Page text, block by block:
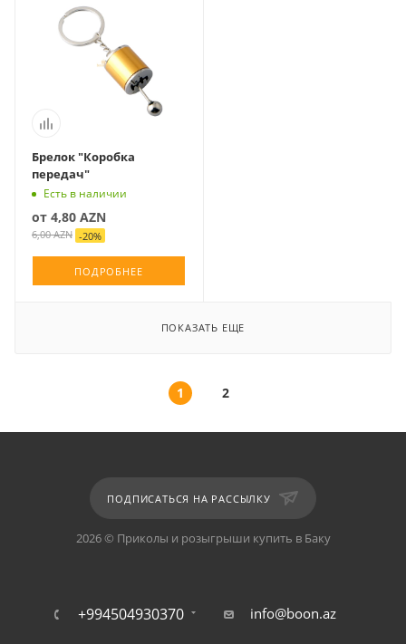
Брелок "Коробка
передач"
Есть в наличии
от 4,80 AZN
6,00 AZN -20%
ПОДРОБНЕЕ
ПОКАЗАТЬ ЕЩЕ
1 2
ПОДПИСАТЬСЯ НА РАССЫЛКУ
2026 © Приколы и розыгрыши купить в Баку
+994504930370 info@boon.az